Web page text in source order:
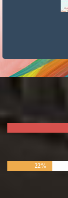
22%